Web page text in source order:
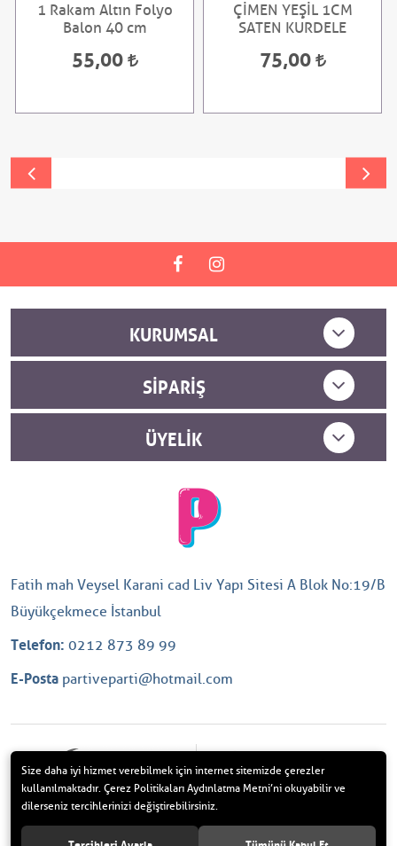
1 Rakam Altın Folyo
Balon 40 cm
55,00
ÇİMEN YEŞİL 1CM
SATEN KURDELE
75,00
KURUMSAL
SIPARIŞ
ÜYELIK
Fatih mah Veysel Karani cad Liv Yapı Sitesi A Blok No:19/B
Büyükçekmece İstanbul
Telefon: 0212 873 89 99
E-Posta partiveparti@hotmail.com
Size daha iyi hizmet verebilmek için internet sitemizde çerezler
kullanılmaktadır. Çerez Politikaları Aydınlatma Metni’ni okuyabilir ve
dilerseniz tercihlerinizi değiştirebilirsiniz.